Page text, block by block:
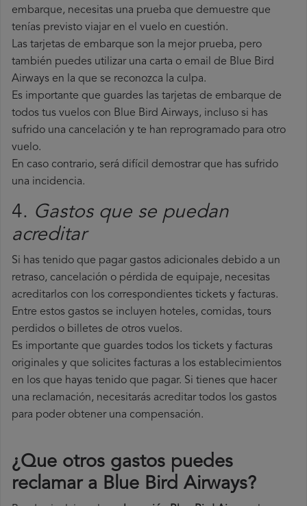
embarque, necesitas una prueba que demuestre que
tenías previsto viajar en el vuelo en cuestión.
Las tarjetas de embarque son la mejor prueba, pero
también puedes utilizar una carta o email de Blue Bird
Airways en la que se reconozca la culpa.
Es importante que guardes las tarjetas de embarque de
todos tus vuelos con Blue Bird Airways, incluso si has
sufrido una cancelación y te han reprogramado para otro
vuelo.
En caso contrario, será difícil demostrar que has sufrido
una incidencia.
4. Gastos que se puedan
acreditar
Si has tenido que pagar gastos adicionales debido a un
retraso, cancelación o pérdida de equipaje, necesitas
acreditarlos con los correspondientes tickets y facturas.
Entre estos gastos se incluyen hoteles, comidas, tours
perdidos o billetes de otros vuelos.
Es importante que guardes todos los tickets y facturas
originales y que solicites facturas a los establecimientos
en los que hayas tenido que pagar. Si tienes que hacer
una reclamación, necesitarás acreditar todos los gastos
para poder obtener una compensación.
¿Que otros gastos puedes
reclamar a Blue Bird Airways​?